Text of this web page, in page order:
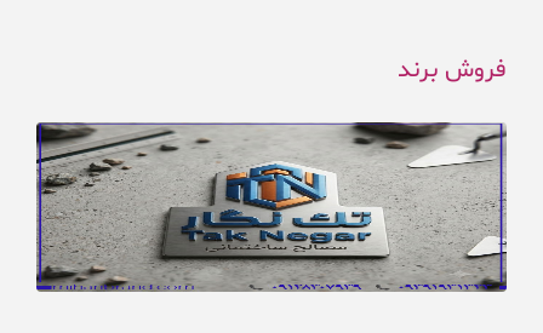
فروش برند